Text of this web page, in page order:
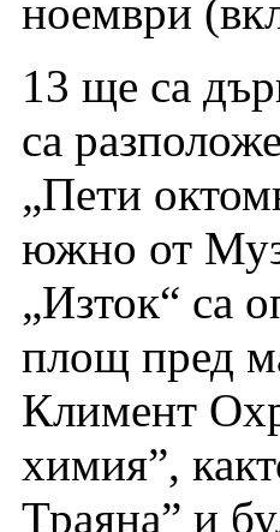
ноември
13 ще са
са
„Пети
южно от
„Изток“ са
площ пред
Климент
химия”,
Траяна” и